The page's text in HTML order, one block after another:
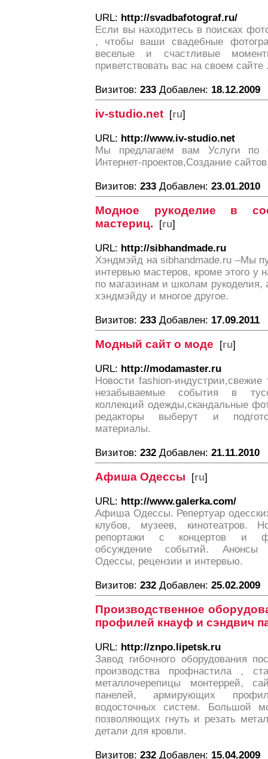
URL: http://svadbafotograf.ru/
Если вы находитесь в поисках
, чтобы ваши свадебные
веселые и счастливые
приветствовать вас на своем сайте
Визитов: 233 Добавлен: 18.12.2009
iv-studio.net [ru]
URL: http://www.iv-studio.net
Мы предлагаем вам Услуги по
Интернет-проектов,Создание
Визитов: 233 Добавлен: 23.01.2010
Модное рукоделие в
мастериц. [ru]
URL: http://sibhandmade.ru
Хэндмэйд на sibhandmade.ru –Мы
интервью мастеров, кроме этого
по магазинам и школам рукоделия,
хэндмэйду и многое другое.
Визитов: 233 Добавлен: 17.09.2011
Модный сайт о моде [ru]
URL: http://modamaster.ru
Новости fashion-
незабываемые события в
коллекций одежды,скандальные
редакторы выберут и
материалы.
Визитов: 232 Добавлен: 21.11.2010
Афиша Одессы [ru]
URL: http://www.galerka.com/
Афиша Одессы. Репертуар
клубов, музеев, кинотеатров.
репортажи с концертов и
обсуждение событий. Анонсы
Одессы, рецензии и интервью.
Визитов: 232 Добавлен: 25.02.2009
Производственное
профилей кнауф и сэндвич
URL: http://znpo.lipetsk.ru
Завод гибочного оборудования
производства профнастила ,
металлочерепицы монтеррей,
панелей, армирующих
водосточных систем. Большой
позволяющих гнуть и резать
детали для кровли.
Визитов: 232 Добавлен: 15.04.2009